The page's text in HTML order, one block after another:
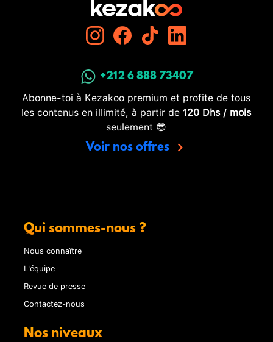
+212 6 888 73407
Abonne-toi à Kezakoo premium et profite de tous
les contenus en illimité, à partir de 120 Dhs / mois
seulement 😎
Voir nos offres
Qui sommes-nous ?
Nous connaître
L'équipe
Revue de presse
Contactez-nous
Nos niveaux